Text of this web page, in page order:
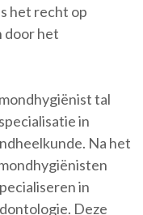
het recht op
door het
tal
in
Na het
in
Deze